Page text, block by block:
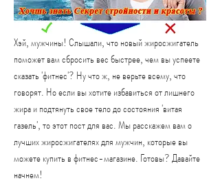
Хэй, мужчины! Слышали, что новый жиросжигатель
поможет вам сбросить вес быстрее, чем вы успеете
сказать 'фитнес'? Ну что ж, не верьте всему, что
говорят. Но если вы хотите избавиться от лишнего
жира и подтянуть свое тело до состояния 'витая
газель', то этот пост для вас. Мы расскажем вам о
лучших жиросжигателях для мужчин, которые вы
можете купить в фитнес-магазине. Готовы? Давайте
начнем!